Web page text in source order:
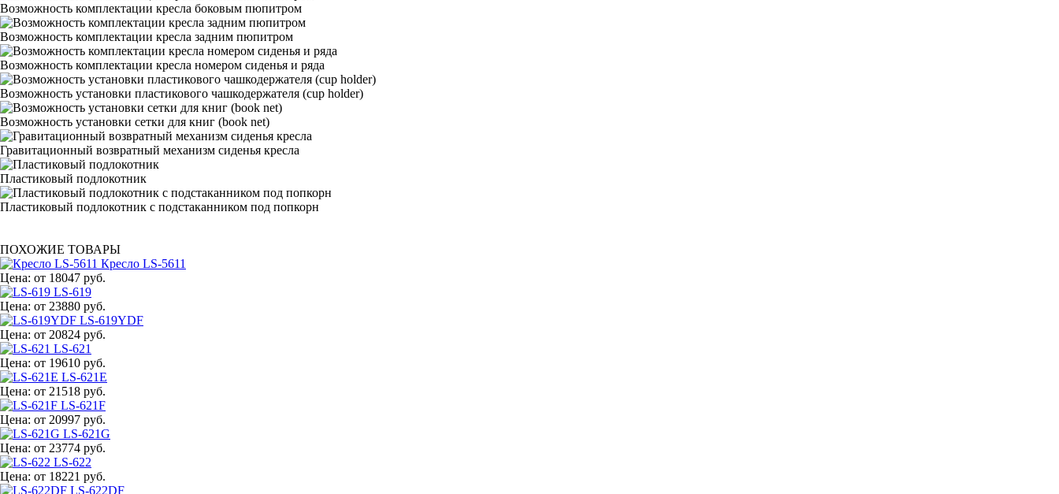
Возможность комплектации кресла боковым пюпитром
Возможность комплектации кресла задним пюпитром
Возможность комплектации кресла номером сиденья и ряда
Возможность установки пластикового чашкодержателя (cup holder)
Возможность установки сетки для книг (book net)
Гравитационный возвратный механизм сиденья кресла
Пластиковый подлокотник
Пластиковый подлокотник с подстаканником под попкорн
ПОХОЖИЕ ТОВАРЫ
Кресло LS-5611
Цена: от 18047 руб.
LS-619
Цена: от 23880 руб.
LS-619YDF
Цена: от 20824 руб.
LS-621
Цена: от 19610 руб.
LS-621E
Цена: от 21518 руб.
LS-621F
Цена: от 20997 руб.
LS-621G
Цена: от 23774 руб.
LS-622
Цена: от 18221 руб.
LS-622DF